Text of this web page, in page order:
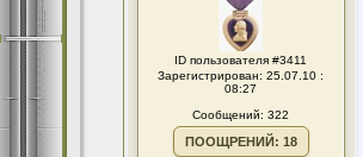
ID пользователя #3411
Зарегистрирован: 25.07.10 :
08:27
Сообщений: 322
ПООЩРЕНИЙ: 18